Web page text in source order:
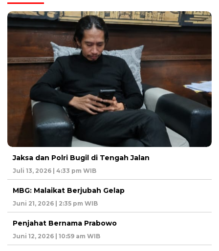
Jaksa dan Polri Bugil di Tengah Jalan
Juli 13, 2026 | 4:33 pm WIB
MBG: Malaikat Berjubah Gelap
Juni 21, 2026 | 2:35 pm WIB
Penjahat Bernama Prabowo
Juni 12, 2026 | 10:59 am WIB